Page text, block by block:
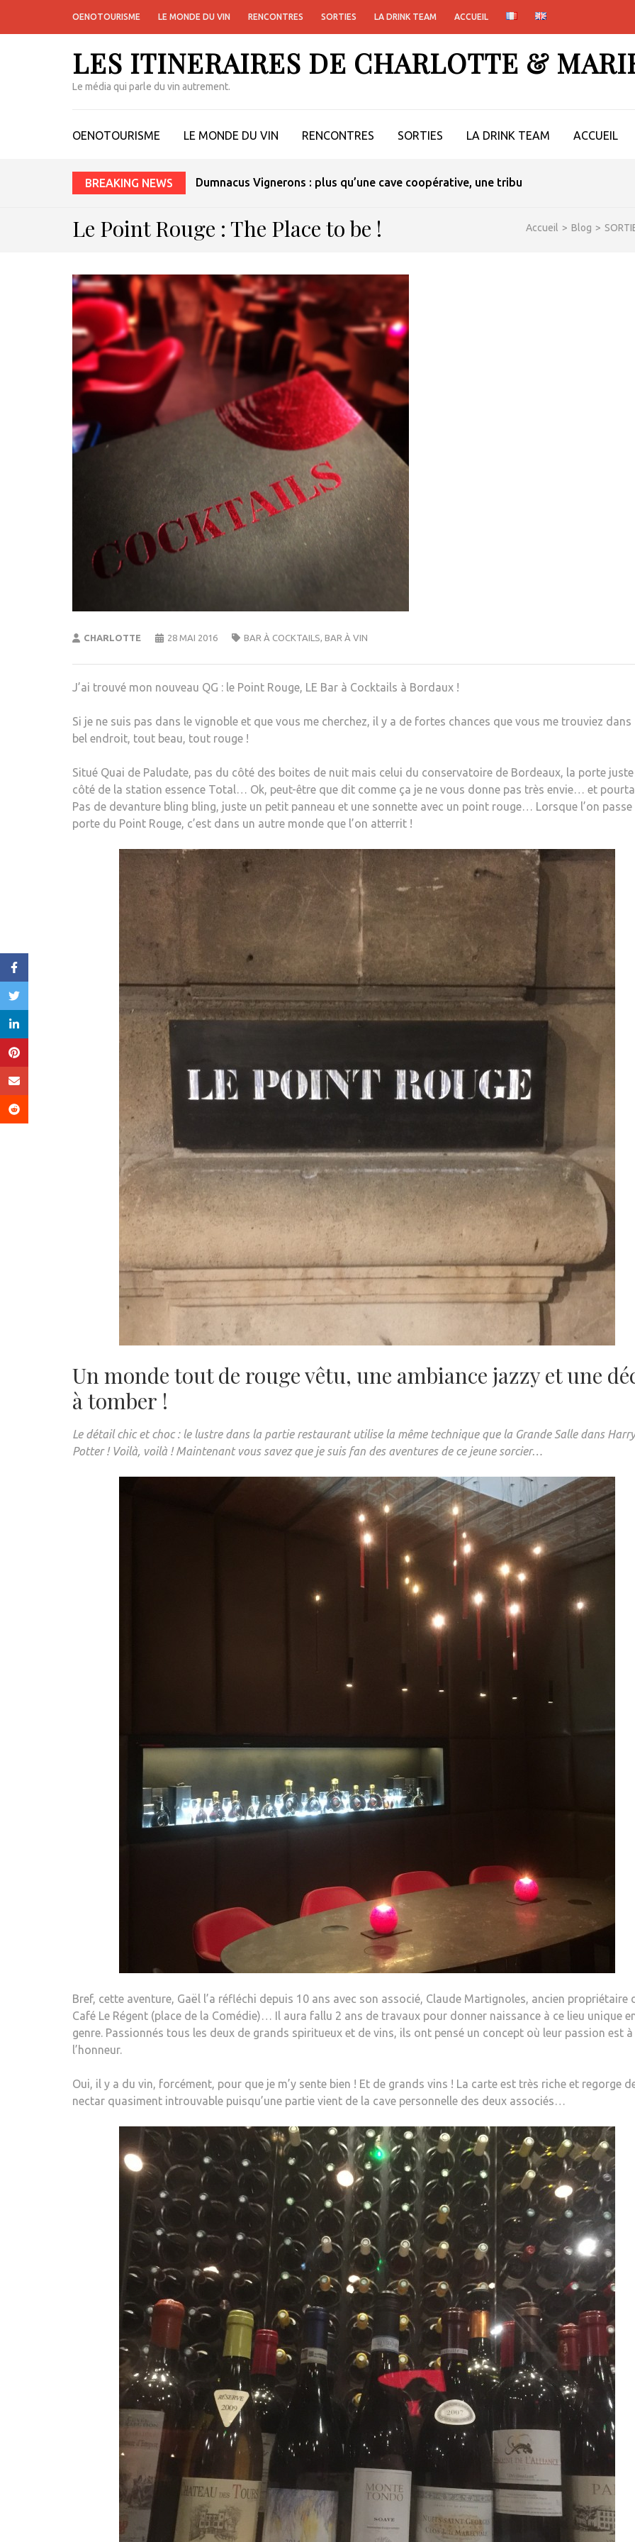
OENOTOURISME LE MONDE DU VIN RENCONTRES SORTIES LA DRINK TEAM ACCUEIL
LES ITINERAIRES DE CHARLOTTE &
Le média qui parle du vin autrement.
OENOTOURISME LE MONDE DU VIN RENCONTRES SORTIES LA DRINK TEAM ACCUEIL
BREAKING NEWS Le vin sans alcool peut-il vraiment convaincre ?
Accueil > Blog >
Le Point Rouge : The Place to be !
CHARLOTTE 28 MAI 2016 BAR À COCKTAILS, BAR À VIN
J’ai trouvé mon nouveau QG : le Point Rouge, LE Bar à Cocktails à Bordaux !
Si je ne suis pas dans le vignoble et que vous me cherchez, il y a de fortes chances que vous me trouviez dans
bel endroit, tout beau, tout rouge !
Situé Quai de Paludate, pas du côté des boites de nuit mais celui du conservatoire de Bordeaux, la porte
côté de la station essence Total… Ok, peut-être que dit comme ça je ne vous donne pas très envie… et
Pas de devanture bling bling, juste un petit panneau et une sonnette avec un point rouge… Lorsque l’on passe
porte du Point Rouge, c’est dans un autre monde que l’on atterrit !
Un monde tout de rouge vêtu, une ambiance jazzy et une
à tomber !
Le détail chic et choc : le lustre dans la partie restaurant utilise la même technique que la Grande Salle dans Harry
Potter ! Voilà, voilà ! Maintenant vous savez que je suis fan des aventures de ce jeune sorcier…
Bref, cette aventure, Gaël l’a réfléchi depuis 10 ans avec son associé, Claude Martignoles, ancien propriétaire
Café Le Régent (place de la Comédie)… Il aura fallu 2 ans de travaux pour donner naissance à ce lieu unique
genre. Passionnés tous les deux de grands spiritueux et de vins, ils ont pensé un concept où leur passion est à
l’honneur.
Oui, il y a du vin, forcément, pour que je m’y sente bien ! Et de grands vins ! La carte est très riche et regorge
nectar quasiment introuvable puisqu’une partie vient de la cave personnelle des deux associés…